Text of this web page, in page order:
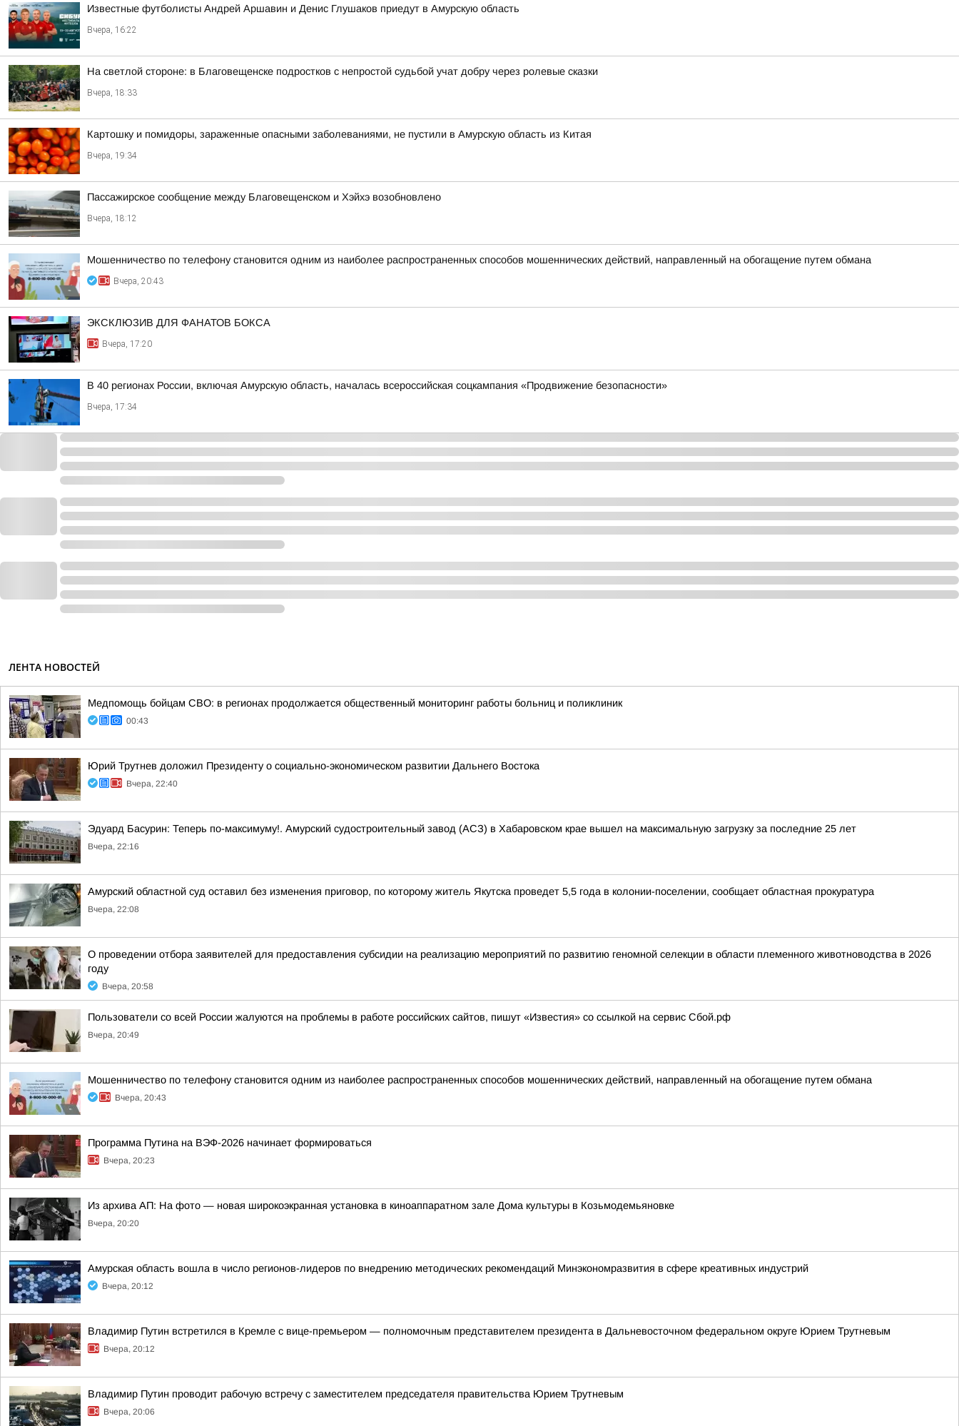
Известные футболисты Андрей Аршавин и Денис Глушаков приедут в Амурскую область
Вчера, 16:22
На светлой стороне: в Благовещенске подростков с непростой судьбой учат добру через ролевые сказки
Вчера, 18:33
Картошку и помидоры, зараженные опасными заболеваниями, не пустили в Амурскую область из Китая
Вчера, 19:34
Пассажирское сообщение между Благовещенском и Хэйхэ возобновлено
Вчера, 18:12
Мошенничество по телефону становится одним из наиболее распространенных способов мошеннических действий, направленный на обогащение путем обмана
Вчера, 20:43
ЭКСКЛЮЗИВ ДЛЯ ФАНАТОВ БОКСА
Вчера, 17:20
В 40 регионах России, включая Амурскую область, началась всероссийская соцкампания «Продвижение безопасности»
Вчера, 17:34
ЛЕНТА НОВОСТЕЙ
Медпомощь бойцам СВО: в регионах продолжается общественный мониторинг работы больниц и поликлиник
00:43
Юрий Трутнев доложил Президенту о социально-экономическом развитии Дальнего Востока
Вчера, 22:40
Эдуард Басурин: Теперь по-максимуму!. Амурский судостроительный завод (АСЗ) в Хабаровском крае вышел на максимальную загрузку за последние 25 лет
Вчера, 22:16
Амурский областной суд оставил без изменения приговор, по которому житель Якутска проведет 5,5 года в колонии-поселении, сообщает областная прокуратура
Вчера, 22:08
О проведении отбора заявителей для предоставления субсидии на реализацию мероприятий по развитию геномной селекции в области племенного животноводства в 2026
году
Вчера, 20:58
Пользователи со всей России жалуются на проблемы в работе российских сайтов, пишут «Известия» со ссылкой на сервис Сбой.рф
Вчера, 20:49
Мошенничество по телефону становится одним из наиболее распространенных способов мошеннических действий, направленный на обогащение путем обмана
Вчера, 20:43
Программа Путина на ВЭФ-2026 начинает формироваться
Вчера, 20:23
Из архива АП: На фото — новая широкоэкранная установка в киноаппаратном зале Дома культуры в Козьмодемьяновке
Вчера, 20:20
Амурская область вошла в число регионов-лидеров по внедрению методических рекомендаций Минэкономразвития в сфере креативных индустрий
Вчера, 20:12
Владимир Путин встретился в Кремле с вице-премьером — полномочным представителем президента в Дальневосточном федеральном округе Юрием Трутневым
Вчера, 20:12
Владимир Путин проводит рабочую встречу с заместителем председателя правительства Юрием Трутневым
Вчера, 20:06